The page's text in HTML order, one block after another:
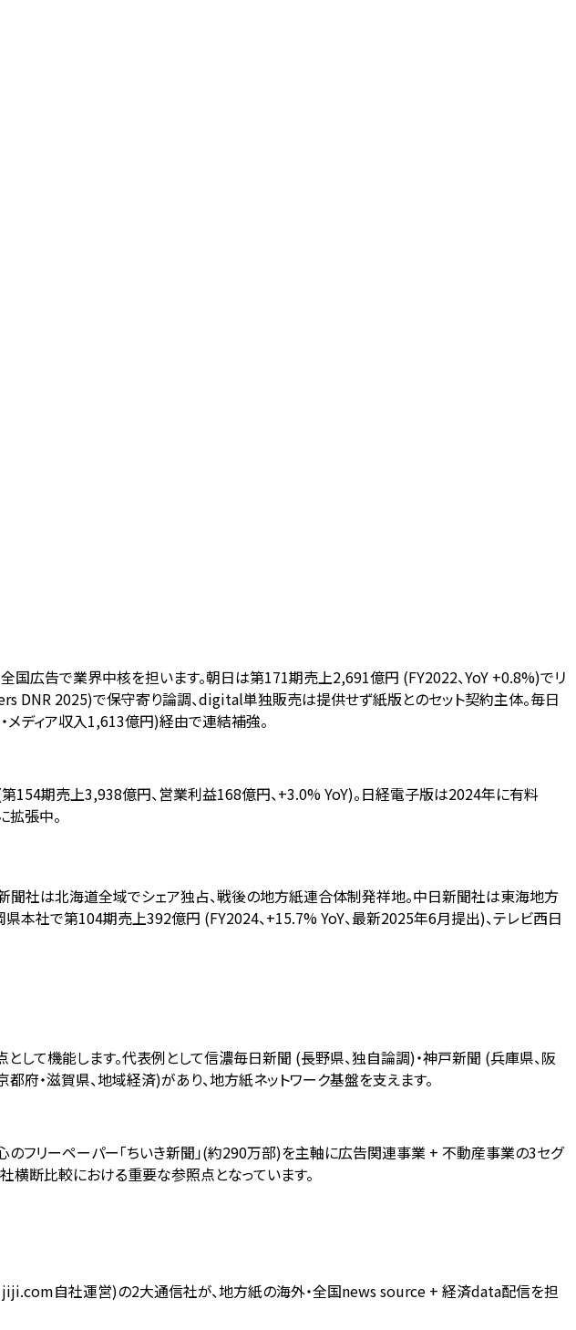
国広告で業界中核を担います。朝日は第171期売上2,691億円 (FY2022、YoY +0.8%)でリ
2025)で保守寄り論調、digital単独販売は提供せず紙版とのセット契約主体。毎日
ディア収入1,613億円)経由で連結補強。
期売上3,938億円、営業利益168億円、+3.0% YoY)。日経電子版は2024年に有料
張中。
聞社は北海道全域でシェア独占、戦後の地方紙連合体制発祥地。中日新聞社は東海地方
社で第104期売上392億円 (FY2024、+15.7% YoY、最新2025年6月提出)、テレビ西日
て機能します。代表例として信濃毎日新聞 (長野県、独自論調)・神戸新聞 (兵庫県、阪
・滋賀県、地域経済)があり、地方紙ネットワーク基盤を支えます。
のフリーペーパー「ちいき新聞」(約290万部)を主軸に広告関連事業 + 不動産事業の3セグ
横断比較における重要な参照点となっています。
自社運営)の2大通信社が、地方紙の海外・全国news source + 経済data配信を担